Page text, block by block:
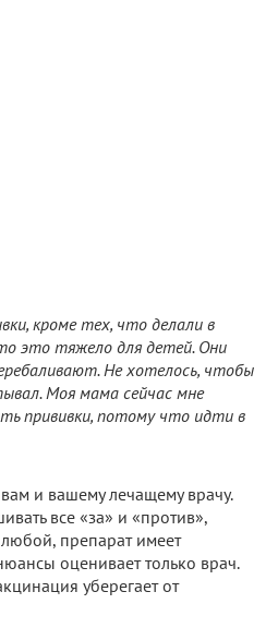
кроме тех, что делали в
это тяжело для детей. Они
Не хотелось, чтобы
Моя мама сейчас мне
прививки, потому что идти в
и вашему лечащему врачу.
все «за» и «против»,
препарат имеет
оценивает только врач.
уберегает от